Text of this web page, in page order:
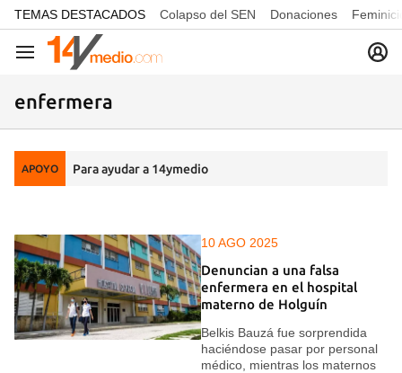
common.go-to-content
TEMAS DESTACADOS Colapso del SEN Donaciones
Navegación
enfermera
APOYO Para ayudar a 14ymedio
10 AGO 2025
Denuncian a una falsa
enfermera en el hospital
materno de Holguín
Belkis Bauzá fue sorprendida
haciéndose pasar por personal
médico, mientras los maternos